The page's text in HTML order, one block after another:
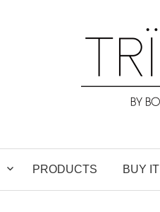
PRODUCTS BUY IT